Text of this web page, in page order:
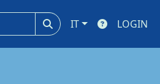
IT LOGIN